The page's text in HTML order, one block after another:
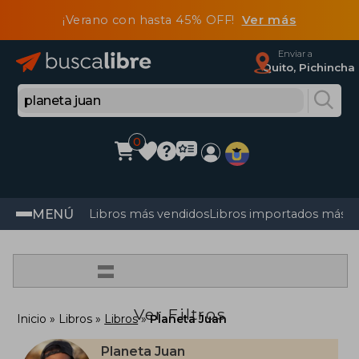
¡Verano con hasta 45% OFF! Ver más
Enviar a
Quito, Pichincha
0
MENÚ Libros más vendidosLibros importados más
=
Ver Filtros
Inicio Libros Libros Planeta Juan
Planeta Juan